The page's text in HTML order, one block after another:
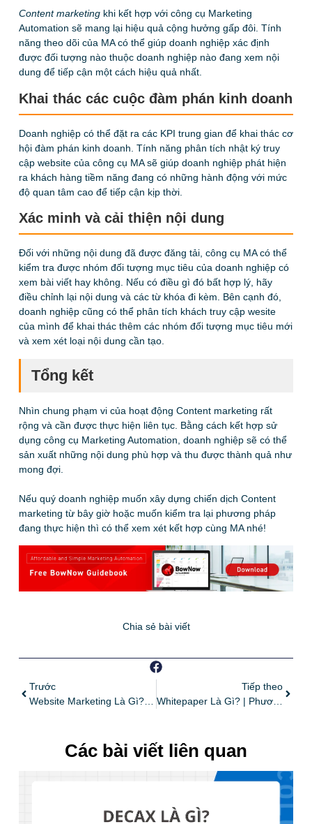
Content marketingkhi kết hợp với công cụ Marketing
Automation sẽ mang lại hiệu quả cộng hưởng gấp đôi. Tính
năng theo dõi của MA có thể giúp doanh nghiệp xác định
được đối tượng nào thuộc doanh nghiệp nào đang xem nội
dung để tiếp cận một cách hiệu quả nhất.
Khai thác các cuộc đàm phán kinh doanh
Doanh nghiệp có thể đặt ra các KPI trung gian để khai thác cơ
hội đàm phán kinh doanh. Tính năng phân tích nhật ký truy
cập website của công cụ MA sẽ giúp doanh nghiệp phát hiện
ra khách hàng tiềm năng đang có những hành động với mức
độ quan tâm cao để tiếp cận kịp thời.
Xác minh và cải thiện nội dung
Đối với những nội dung đã được đăng tải, công cụ MA có thể
kiểm tra được nhóm đối tượng mục tiêu của doanh nghiệp có
xem bài viết hay không. Nếu có điều gì đó bất hợp lý, hãy
điều chỉnh lại nội dung và các từ khóa đi kèm. Bên cạnh đó,
doanh nghiệp cũng có thể phân tích khách truy cập wesite
của mình để khai thác thêm các nhóm đối tượng mục tiêu mới
và xem xét loại nội dung cần tạo.
Tổng kết
Nhìn chung phạm vi của hoạt động Content marketing rất
rộng và cần được thực hiện liên tục. Bằng cách kết hợp sử
dụng công cụ Marketing Automation, doanh nghiệp sẽ có thể
sản xuất những nội dung phù hợp và thu được thành quả như
mong đợi.
Nếu quý doanh nghiệp muốn xây dựng chiến dịch Content
marketing từ bây giờ hoặc muốn kiểm tra lại phương pháp
đang thực hiện thì có thể xem xét kết hợp cùng MA nhé!
Chia sẻ bài viết
Trước
Website Marketing Là Gì? | Các Phương Pháp Website Marketing Và Đề Xuất Công Cụ Hỗ Trợ Phù Hợp
Tiếp theo
Whitepaper Là Gì? | Phương Pháp Thu Thập Khách Hàng Tiềm Năng Bằng Công Cụ Marketing Automation
Các bài viết liên quan